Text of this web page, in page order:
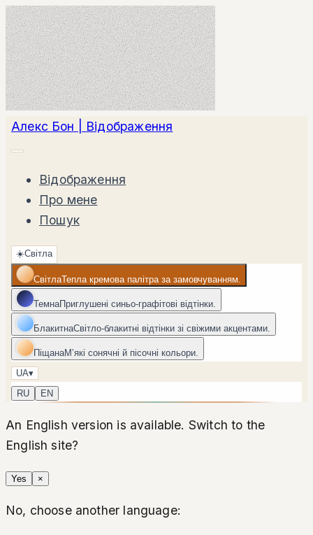
Алекс Бон | Відображення
Відображення
Про мене
Пошук
☀️Світла
СвітлаТепла кремова палітра за замовчуванням.
ТемнаПриглушені синьо-графітові відтінки.
БлакитнаСвітло-блакитні відтінки зі свіжими акцентами.
ПіщанаМʼякі сонячні й пісочні кольори.
UA▾
RU
EN
An English version is available. Switch to the
English site?
Yes ×
No, choose another language: